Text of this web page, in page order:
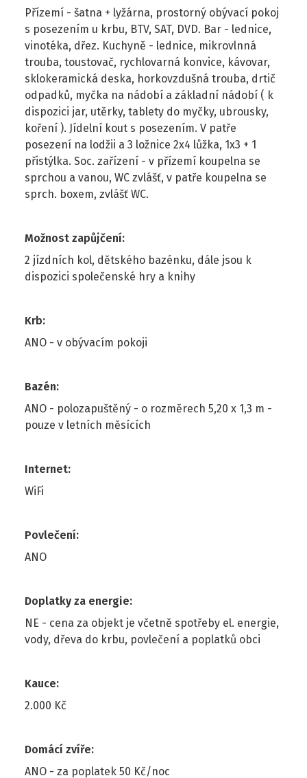
Přízemí - šatna + lyžárna, prostorný obývací pokoj
s posezením u krbu, BTV, SAT, DVD. Bar - lednice,
vinotéka, dřez. Kuchyně - lednice, mikrovlnná
trouba, toustovač, rychlovarná konvice, kávovar,
sklokeramická deska, horkovzdušná trouba, drtič
odpadků, myčka na nádobí a základní nádobí ( k
dispozici jar, utěrky, tablety do myčky, ubrousky,
koření ). Jídelní kout s posezením. V patře
posezení na lodžii a 3 ložnice 2x4 lůžka, 1x3 + 1
přistýlka. Soc. zařízení - v přízemí koupelna se
sprchou a vanou, WC zvlášť, v patře koupelna se
sprch. boxem, zvlášť WC.
Možnost zapůjčení:
2 jízdních kol, dětského bazénku, dále jsou k
dispozici společenské hry a knihy
Krb:
ANO - v obývacím pokoji
Bazén:
ANO - polozapuštěný - o rozměrech 5,20 x 1,3 m -
pouze v letních měsících
Internet:
WiFi
Povlečení:
ANO
Doplatky za energie:
NE - cena za objekt je včetně spotřeby el. energie,
vody, dřeva do krbu, povlečení a poplatků obci
Kauce:
2.000 Kč
Domácí zvíře:
ANO - za poplatek 50 Kč/noc